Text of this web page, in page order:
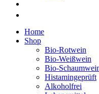
Home
Shop
Bio-Rotwein
Bio-Weißwein
Bio-
Histamingeprüft
Alkoholfrei